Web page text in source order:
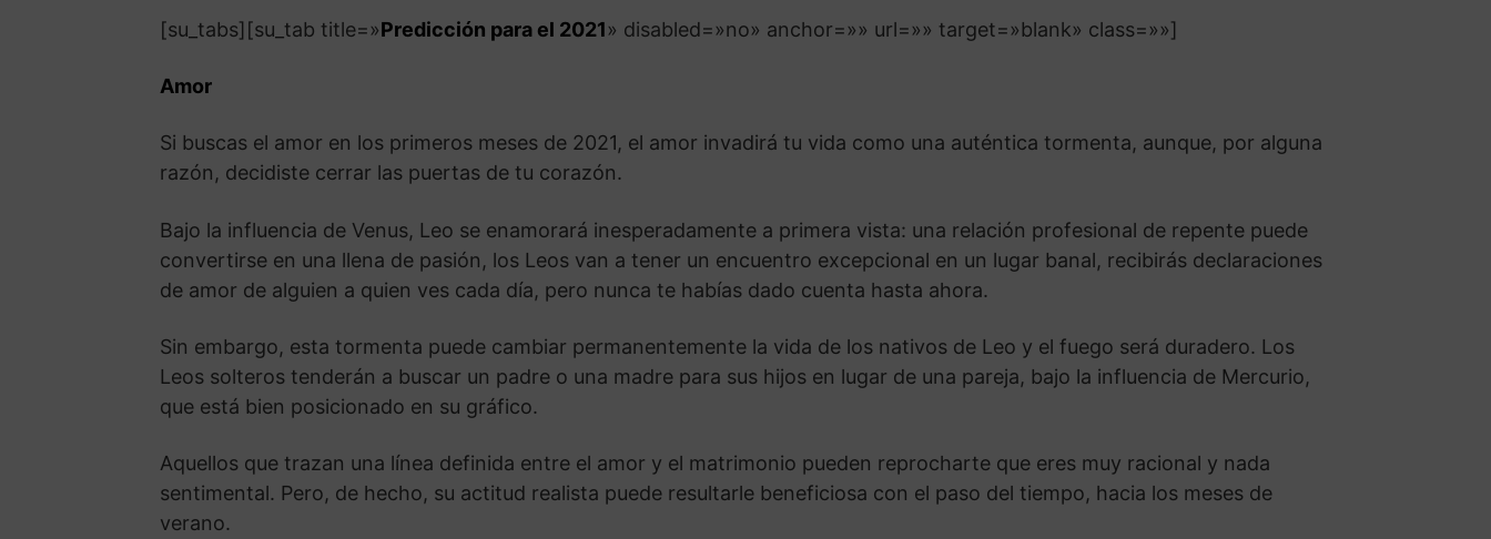
[su_tabs][su_tab title=»Predicción para el 2021» disabled=»no» anchor=»» url=»» target=»blank» class=»»]
Amor
Si buscas el amor en los primeros meses de 2021, el amor invadirá tu vida como una auténtica tormenta, aunque, por alguna
razón, decidiste cerrar las puertas de tu corazón.
Bajo la influencia de Venus, Leo se enamorará inesperadamente a primera vista: una relación profesional de repente puede
convertirse en una llena de pasión, los Leos van a tener un encuentro excepcional en un lugar banal, recibirás declaraciones
de amor de alguien a quien ves cada día, pero nunca te habías dado cuenta hasta ahora.
Sin embargo, esta tormenta puede cambiar permanentemente la vida de los nativos de Leo y el fuego será duradero. Los
Leos solteros tenderán a buscar un padre o una madre para sus hijos en lugar de una pareja, bajo la influencia de Mercurio,
que está bien posicionado en su gráfico.
Aquellos que trazan una línea definida entre el amor y el matrimonio pueden reprocharte que eres muy racional y nada
sentimental. Pero, de hecho, su actitud realista puede resultarle beneficiosa con el paso del tiempo, hacia los meses de
verano.